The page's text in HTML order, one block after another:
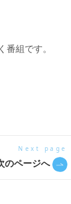
組です。
Next page
のページへ